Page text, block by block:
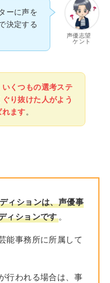
声優志望
ケント
ーに声を
決定する
いくつもの選考ステ
り抜けた人がよう
ます 。
ィションは、声優事
ィションです。
能事務所に所属して
行われる場合は、事